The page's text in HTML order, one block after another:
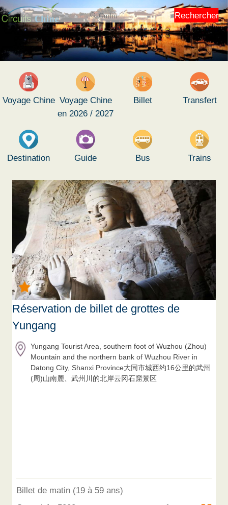
Rechercher
Voyage Chine Voyage Chine
en 2026 / 2027
Billet Transfert
Destination Guide Bus Trains
Réservation de billet de grottes de
Yungang
Yungang Tourist Area, southern foot of Wuzhou (Zhou)
Mountain and the northern bank of Wuzhou River in
Datong City, Shanxi Province大同市城西约16公里的武州
(周)山南麓、武州川的北岸云冈石窟景区
Billet de matin (19 à 59 ans)